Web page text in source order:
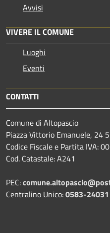
Avvisi
VIVERE IL COMUNE
Luoghi
Eventi
CONTATTI
Comune di Altopascio
Piazza Vittorio Emanuele, 24
Codice Fiscale e Partita IVA:
Cod. Catastale: A241
PEC:
Centralino Unico:0583-24031